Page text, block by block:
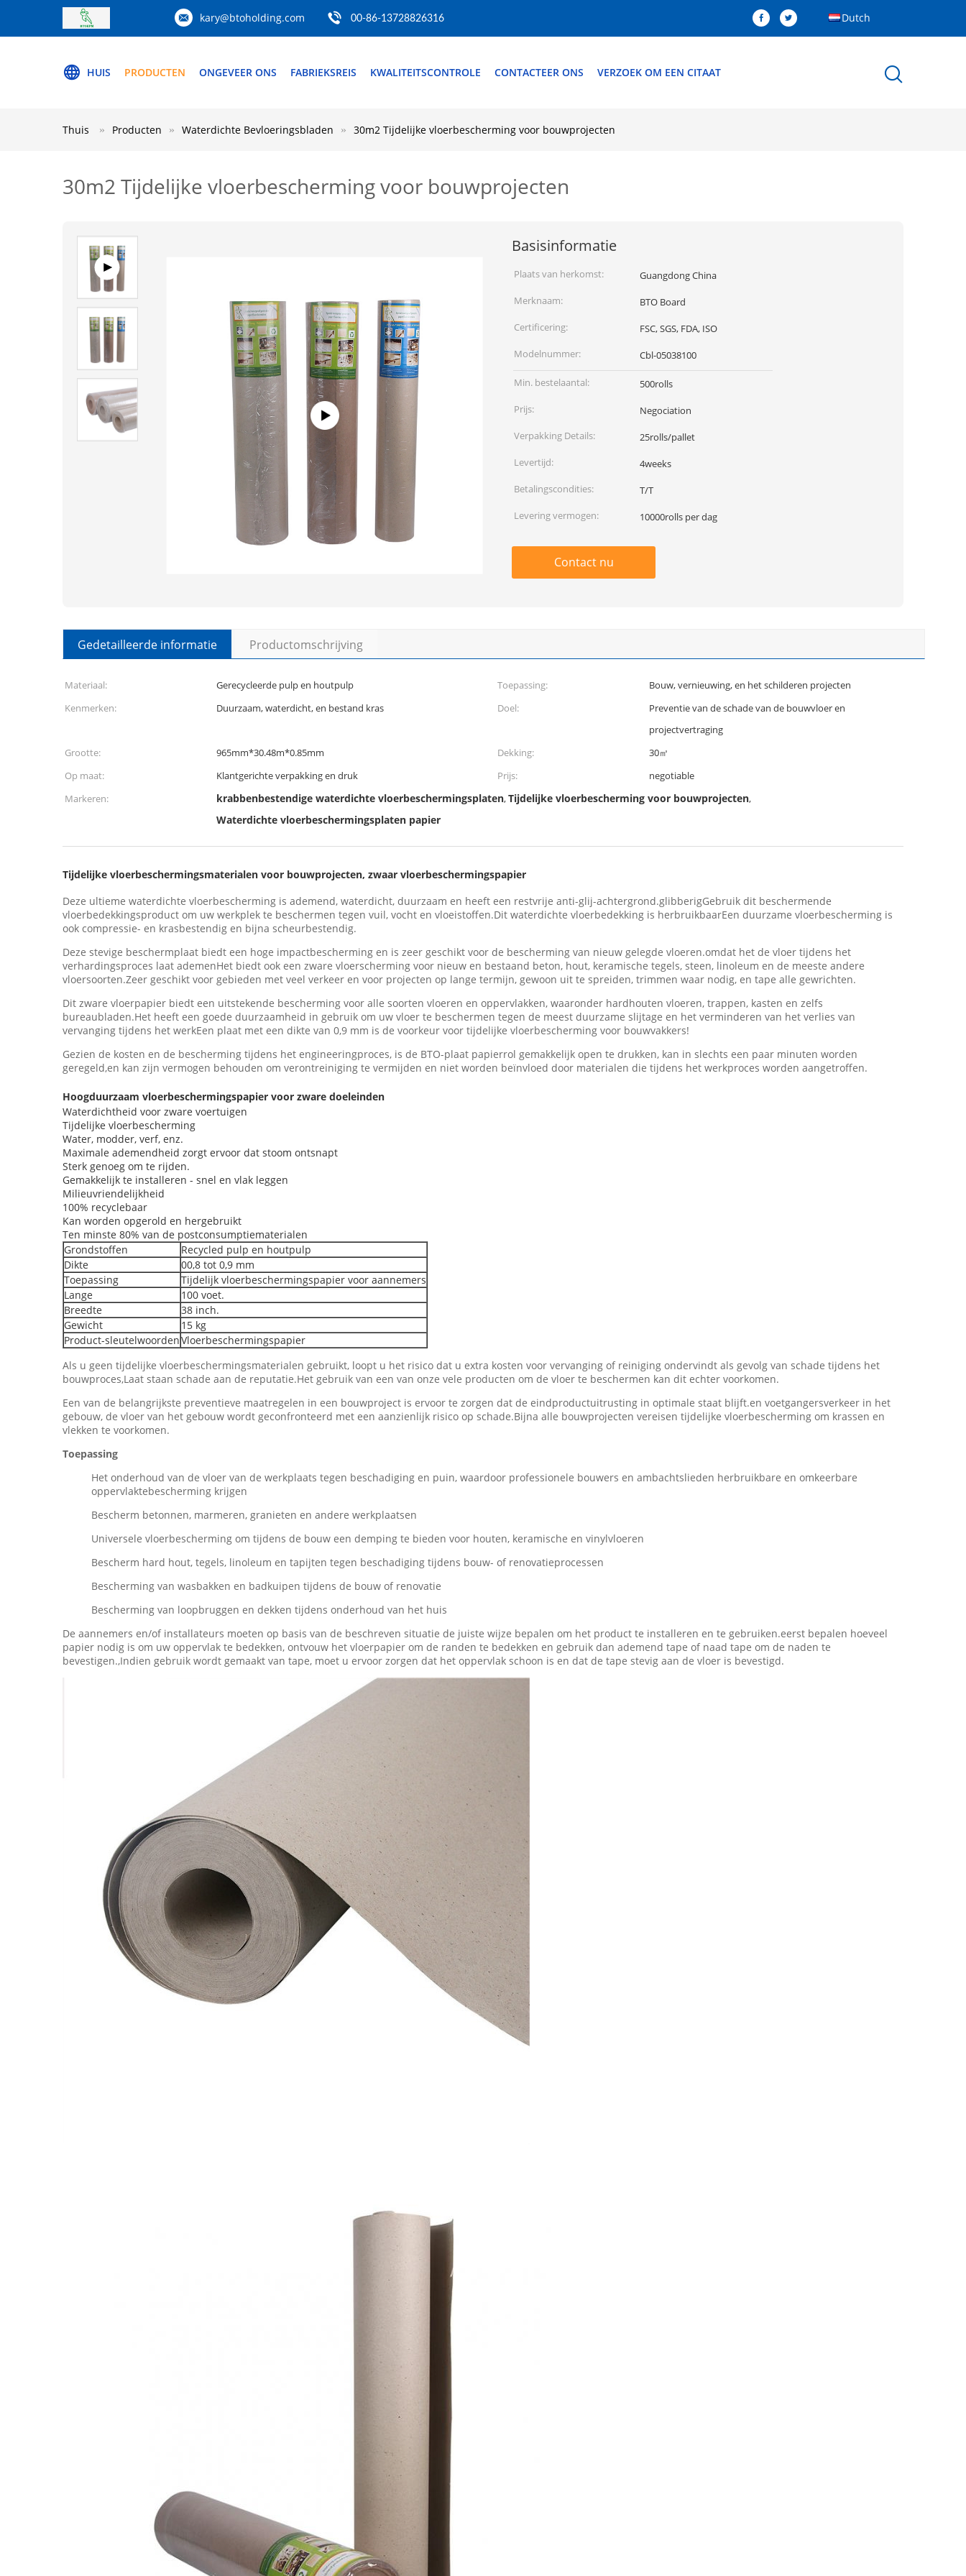
kary@btoholding.com 00-86-13728826316 Dutch
HUIS PRODUCTEN ONGEVEER ONS FABRIEKSREIS KWALITEITSCONTROLE CONTACTEER ONS VERZOEK OM EEN CITAAT
Thuis Producten Waterdichte Bevloeringsbladen 30m2 Tijdelijke vloerbescherming voor bouwprojecten
30m2 Tijdelijke vloerbescherming voor bouwprojecten
Basisinformatie
Plaats van herkomst:
Guangdong China
Merknaam:
BTO Board
Certificering:
FSC, SGS, FDA, ISO
Modelnummer:
Cbl-05038100
Min. bestelaantal:
500rolls
Prijs:
Negociation
Verpakking Details:
25rolls/pallet
Levertijd:
4weeks
Betalingscondities:
T/T
Levering vermogen:
10000rolls per dag
Contact nu
Gedetailleerde informatie Productomschrijving
Materiaal: Gerecycleerde pulp en houtpulp Toepassing:
Bouw, vernieuwing, en het schilderen projecten
Kenmerken:
Duurzaam, waterdicht, en bestand kras Doel:
Preventie van de schade van de bouwvloer en
projectvertraging
Grootte:
965mm*30.48m*0.85mm Dekking:
30㎡
Op maat:
Klantgerichte verpakking en druk Prijs:
negotiable
Markeren:
krabbenbestendige waterdichte vloerbeschermingsplaten,Tijdelijke vloerbescherming voor bouwprojecten,
Waterdichte vloerbeschermingsplaten papier
Tijdelijke vloerbeschermingsmaterialen voor bouwprojecten, zwaar vloerbeschermingspapier
Deze ultieme waterdichte vloerbescherming is ademend, waterdicht, duurzaam en heeft een restvrije anti-glij-achtergrond.glibberigGebruik dit beschermende
vloerbedekkingsproduct om uw werkplek te beschermen tegen vuil, vocht en vloeistoffen.Dit waterdichte vloerbedekking is herbruikbaarEen duurzame vloerbescherming is
ook compressie- en krasbestendig en bijna scheurbestendig.
Deze stevige beschermplaat biedt een hoge impactbescherming en is zeer geschikt voor de bescherming van nieuw gelegde vloeren.omdat het de vloer tijdens het
verhardingsproces laat ademenHet biedt ook een zware vloerscherming voor nieuw en bestaand beton, hout, keramische tegels, steen, linoleum en de meeste andere
vloersoorten.Zeer geschikt voor gebieden met veel verkeer en voor projecten op lange termijn, gewoon uit te spreiden, trimmen waar nodig, en tape alle gewrichten.
Dit zware vloerpapier biedt een uitstekende bescherming voor alle soorten vloeren en oppervlakken, waaronder hardhouten vloeren, trappen, kasten en zelfs
bureaubladen.Het heeft een goede duurzaamheid in gebruik om uw vloer te beschermen tegen de meest duurzame slijtage en het verminderen van het verlies van
vervanging tijdens het werkEen plaat met een dikte van 0,9 mm is de voorkeur voor tijdelijke vloerbescherming voor bouwvakkers!
Gezien de kosten en de bescherming tijdens het engineeringproces, is de BTO-plaat papierrol gemakkelijk open te drukken, kan in slechts een paar minuten worden
geregeld,en kan zijn vermogen behouden om verontreiniging te vermijden en niet worden beïnvloed door materialen die tijdens het werkproces worden aangetroffen.
Hoogduurzaam vloerbeschermingspapier voor zware doeleinden
Waterdichtheid voor zware voertuigen
Tijdelijke vloerbescherming
Water, modder, verf, enz.
Maximale ademendheid zorgt ervoor dat stoom ontsnapt
Sterk genoeg om te rijden.
Gemakkelijk te installeren - snel en vlak leggen
Milieuvriendelijkheid
100% recyclebaar
Kan worden opgerold en hergebruikt
Ten minste 80% van de postconsumptiematerialen
Grondstoffen
Recycled pulp en houtpulp
Dikte
00,8 tot 0,9 mm
Toepassing
Tijdelijk vloerbeschermingspapier voor aannemers
Lange
100 voet.
Breedte
38 inch.
Gewicht
15 kg
Product-sleutelwoordenVloerbeschermingspapier
Als u geen tijdelijke vloerbeschermingsmaterialen gebruikt, loopt u het risico dat u extra kosten voor vervanging of reiniging ondervindt als gevolg van schade tijdens het
bouwproces,Laat staan schade aan de reputatie.Het gebruik van een van onze vele producten om de vloer te beschermen kan dit echter voorkomen.
Een van de belangrijkste preventieve maatregelen in een bouwproject is ervoor te zorgen dat de eindproductuitrusting in optimale staat blijft.en voetgangersverkeer in het
gebouw, de vloer van het gebouw wordt geconfronteerd met een aanzienlijk risico op schade.Bijna alle bouwprojecten vereisen tijdelijke vloerbescherming om krassen en
vlekken te voorkomen.
Toepassing
Het onderhoud van de vloer van de werkplaats tegen beschadiging en puin, waardoor professionele bouwers en ambachtslieden herbruikbare en omkeerbare
oppervlaktebescherming krijgen
Bescherm betonnen, marmeren, granieten en andere werkplaatsen
Universele vloerbescherming om tijdens de bouw een demping te bieden voor houten, keramische en vinylvloeren
Bescherm hard hout, tegels, linoleum en tapijten tegen beschadiging tijdens bouw- of renovatieprocessen
Bescherming van wasbakken en badkuipen tijdens de bouw of renovatie
Bescherming van loopbruggen en dekken tijdens onderhoud van het huis
De aannemers en/of installateurs moeten op basis van de beschreven situatie de juiste wijze bepalen om het product te installeren en te gebruiken.eerst bepalen hoeveel
papier nodig is om uw oppervlak te bedekken, ontvouw het vloerpapier om de randen te bedekken en gebruik dan ademend tape of naad tape om de naden te
bevestigen.,Indien gebruik wordt gemaakt van tape, moet u ervoor zorgen dat het oppervlak schoon is en dat de tape stevig aan de vloer is bevestigd.